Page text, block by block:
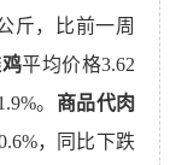
斤，比前一周
平均价格3.62
。 商品代肉
，同比下跌